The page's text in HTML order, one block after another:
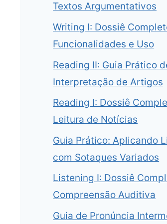
Textos Argumentativos
Writing I: Dossiê
Funcionalidades e Uso
Reading II: Guia Prático
Interpretação de Artigos
Reading I: Dossiê
Leitura de Notícias
Guia Prático: Aplicando
com Sotaques Variados
Listening I: Dossiê
Compreensão Auditiva
Guia de Pronúncia